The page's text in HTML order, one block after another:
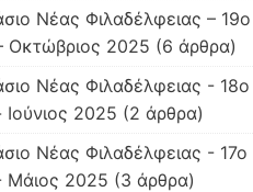
Νέας Φιλαδέλφειας – 19o
Οκτώβριος 2025 (6 άρθρα)
Νέας Φιλαδέλφειας - 18ο
2025 (2 άρθρα)
Νέας Φιλαδέλφειας - 17ο
Μάιος 2025 (3 άρθρα)